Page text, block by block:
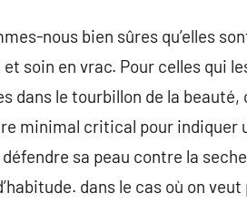
nous bien sûres qu’elles
soin en vrac. Pour celles qui
dans le tourbillon de la beauté,
minimal critical pour indiquer
sa peau contre la
dans le cas où on